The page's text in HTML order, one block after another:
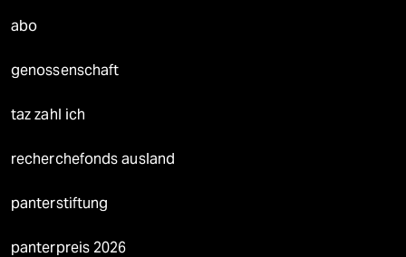
abo
genossenschaft
taz zahl ich
recherchefonds ausland
panterstiftung
panterpreis 2026